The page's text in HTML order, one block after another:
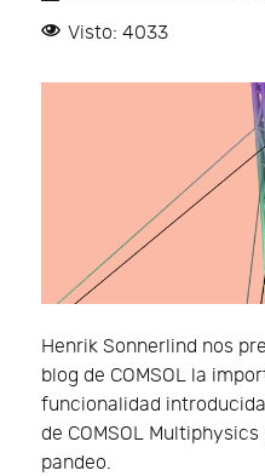
Visto: 4033
Henrik Sonnerlind nos
blog de COMSOL la
funcionalidad
de COMSOL
pandeo.